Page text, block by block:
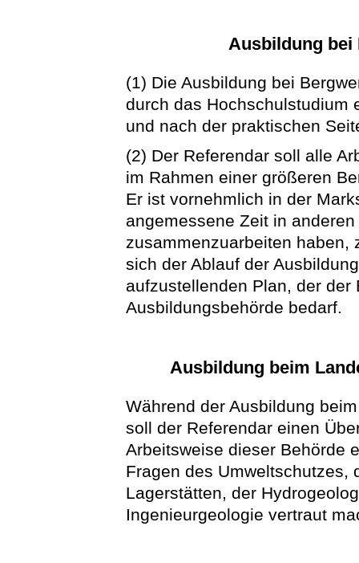
Ausbildung bei
(1) Die Ausbildung bei
durch das Hochschulstudium
und nach der praktischen
(2) Der Referendar soll alle
im Rahmen einer größeren
Er ist vornehmlich in der
angemessene Zeit in
zusammenzuarbeiten haben,
sich der Ablauf der
aufzustellenden Plan, der der
Ausbildungsbehörde bedarf.
Ausbildung beim
Während der Ausbildung
soll der Referendar einen
Arbeitsweise dieser Behörde
Fragen des Umweltschutzes,
Lagerstätten, der
Ingenieurgeologie vertraut